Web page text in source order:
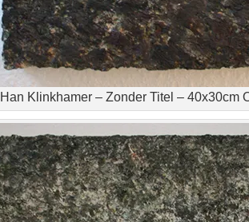
Han Klinkhamer – Zonder Titel – 40x30cm